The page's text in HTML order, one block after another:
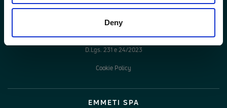
Deny
D.Lgs. 231 e 24/2023
Cookie Policy
EMMETI SPA